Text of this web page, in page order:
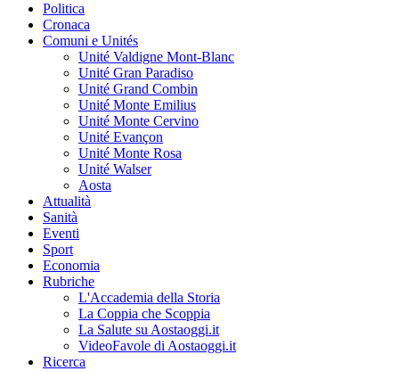
Politica
Cronaca
Comuni e Unités
Unité Valdigne Mont-Blanc
Unité Gran Paradiso
Unité Grand Combin
Unité Monte Emilius
Unité Monte Cervino
Unité Evançon
Unité Monte Rosa
Unité Walser
Aosta
Attualità
Sanità
Eventi
Sport
Economia
Rubriche
L'Accademia della Storia
La Coppia che Scoppia
La Salute su Aostaoggi.it
VideoFavole di Aostaoggi.it
Ricerca